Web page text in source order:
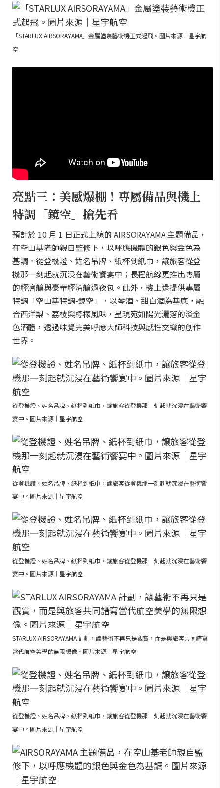
「STARLUX AIRSORAYAMA」金屬塗裝藝術機正式起飛。圖片來源｜星宇航
空
亮點三：美感爆棚！專屬備品與機上
特調「鏡空」搶先看
預計於 10 月 1 日正式上線的 AIRSORAYAMA 主題備品，
在空山基老師親自監修下，以呼應機體的銀色與金色為
基調。從登機證、姓名吊牌、紙杯到紙巾，讓旅客從登
機那一刻起就沉浸在藝術饗宴中；長程航線更推出專屬
的經濟艙與豪華經濟艙過夜包。此外，機上還提供專屬
特調「空山基特調-鏡空」，以琴酒、甜白酒為基底，融
合西洋梨、荔枝與檸檬風味，呈現宛如陽光灑落的淡金
色酒體，透過味覺完美呼應大師科技與感性交織的創作
世界。
從登機證、姓名吊牌、紙杯到紙巾，讓旅客從登機那一刻起就沉浸在藝術饗
宴中。圖片來源｜星宇航空
從登機證、姓名吊牌、紙杯到紙巾，讓旅客從登機那一刻起就沉浸在藝術饗
宴中。圖片來源｜星宇航空
從登機證、姓名吊牌、紙杯到紙巾，讓旅客從登機那一刻起就沉浸在藝術饗
宴中。圖片來源｜星宇航空
STARLUX AIRSORAYAMA 計劃，讓藝術不再只是觀賞，而是與旅客共同譜寫
當代航空美學的無限想像。圖片來源｜星宇航空
從登機證、姓名吊牌、紙杯到紙巾，讓旅客從登機那一刻起就沉浸在藝術饗
宴中。圖片來源｜星宇航空